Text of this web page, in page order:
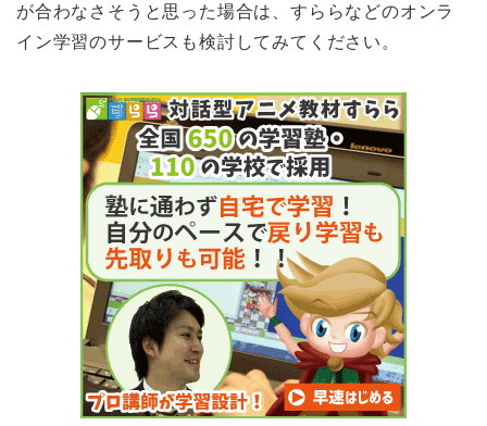
が合わなさそうと思った場合は、すららなどのオンラ
イン学習のサービスも検討してみてください。